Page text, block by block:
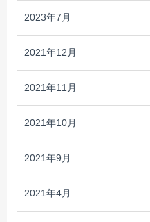
2023年7月
2021年12月
2021年11月
2021年10月
2021年9月
2021年4月